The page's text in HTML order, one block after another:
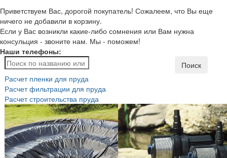
Приветствуем Вас, дорогой покупатель! Сожалеем, что Вы еще
ничего не добавили в корзину.
Если у Вас возникли какие-либо сомнения или Вам нужна
консульция - звоните нам. Мы - поможем!
Наши телефоны:
Поиск
Расчет пленки для пруда
Расчет фильтрации для пруда
Расчет строительства пруда